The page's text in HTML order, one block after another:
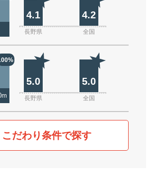
4.1 4.2
長野県 全国
5.0 5.0
長野県 全国
こだわり条件で探す